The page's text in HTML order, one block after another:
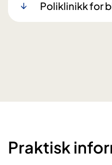
Poliklinikk for
Praktisk